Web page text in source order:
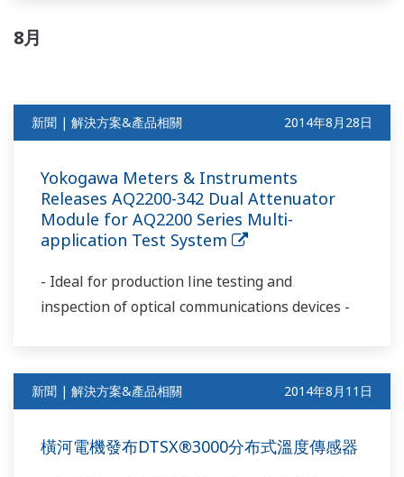
8月
新聞 | 解決方案&產品相關 2014年8月28日
Yokogawa Meters & Instruments
Releases AQ2200-342 Dual Attenuator
Module for AQ2200 Series Multi-
application Test System
- Ideal for production line testing and
inspection of optical communications devices -
新聞 | 解決方案&產品相關 2014年8月11日
橫河電機發布DTSX®3000分布式溫度傳感器